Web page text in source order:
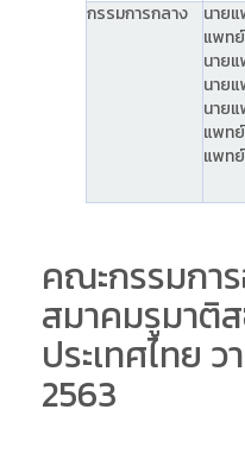
กรรมการกลาง
นาย
แพท
นาย
นาย
นาย
แพท
แพท
คณะกรรมกา
สมาคมรูมาติ
ประเทศไทย
2563